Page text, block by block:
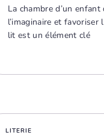
La chambre d’un
l’imaginaire et
lit est un élément clé
LITERIE